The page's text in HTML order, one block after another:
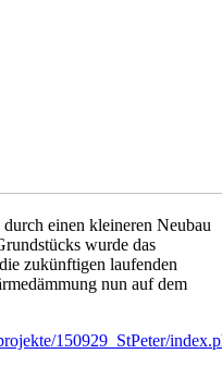
einen kleineren Neubau
wurde das
zukünftigen laufenden
nun auf dem
150929_StPeter/